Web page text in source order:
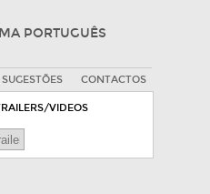
PORTUGUÊS
SUGESTÕES CONTACTOS
VIDEOS